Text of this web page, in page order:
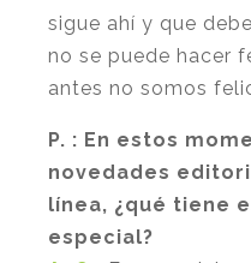
sigue ahí y que
no se puede hacer
antes no somos
P. : En estos
novedades
línea, ¿qué tiene
especial?